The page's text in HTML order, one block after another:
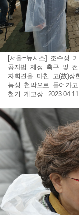
[서울=뉴시스] 조수정
공자법 제정 촉구 및 전
자회견을 마친 고(故)
농성 천막으로 들어가
철거 계고장.